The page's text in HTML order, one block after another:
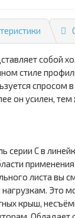
собой
стиле
спросом
он усилен, тем
серии С в
листа вы
Это
крыш,